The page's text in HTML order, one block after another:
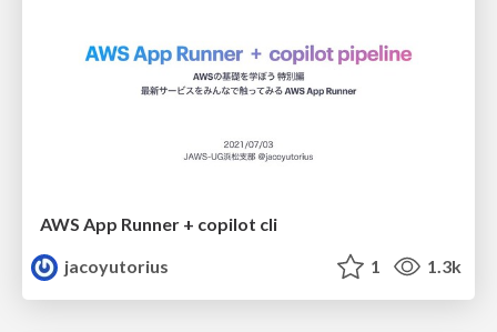
AWS App Runner + copilot cli
jacoyutorius
1 1.3k